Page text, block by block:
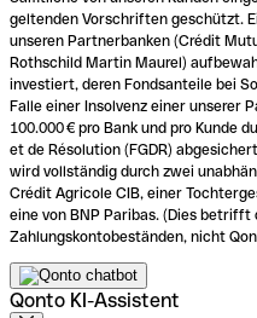
geltenden Vorschriften geschützt.
unseren Partnerbanken (Crédit
Rothschild Martin Maurel)
investiert, deren Fondsanteile bei
Falle einer Insolvenz einer unserer
100.000 € pro Bank und pro Kunde
et de Résolution (FGDR)
wird vollständig durch zwei
Crédit Agricole CIB, einer
eine von BNP Paribas. (Dies betrifft
Zahlungskontobeständen, nicht
Qonto KI-Assistent